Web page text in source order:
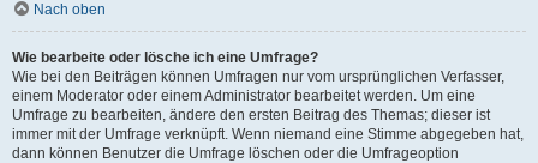
Nach oben
Wie bearbeite oder lösche ich eine Umfrage?
Wie bei den Beiträgen können Umfragen nur vom ursprünglichen Verfasser,
einem Moderator oder einem Administrator bearbeitet werden. Um eine
Umfrage zu bearbeiten, ändere den ersten Beitrag des Themas; dieser ist
immer mit der Umfrage verknüpft. Wenn niemand eine Stimme abgegeben hat,
dann können Benutzer die Umfrage löschen oder die Umfrageoption